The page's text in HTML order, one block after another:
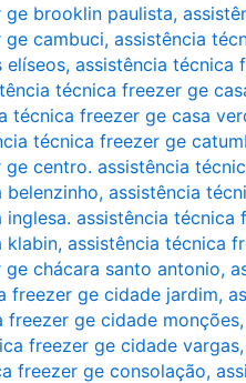
brooklin paulista,
ge cambuci, assistência
elíseos, assistência técnica
técnica freezer ge
técnica freezer ge casa
técnica freezer ge
centro. assistência
belenzinho, assistência
assistência técnica
klabin, assistência técnica
chácara santo antonio,
freezer ge cidade jardim,
freezer ge cidade monções,
freezer ge cidade vargas,
freezer ge consolação,